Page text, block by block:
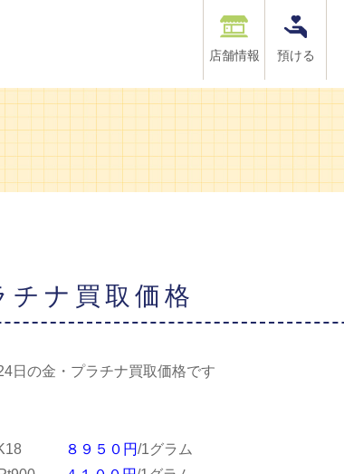
店舗情報 預ける
チナ買取価格
日の金・プラチナ買取価格です
８９５０円/1グラム